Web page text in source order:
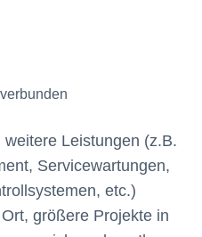
Leistungen (z.B.
Servicewartungen,
etc.)
größere Projekte in